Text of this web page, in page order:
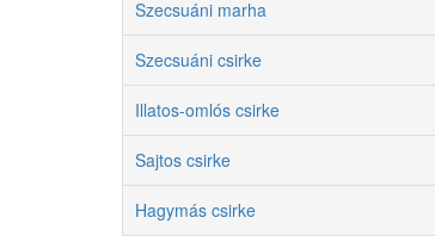
Szecsuáni marha
Szecsuáni csirke
Illatos-omlós csirke
Sajtos csirke
Hagymás csirke